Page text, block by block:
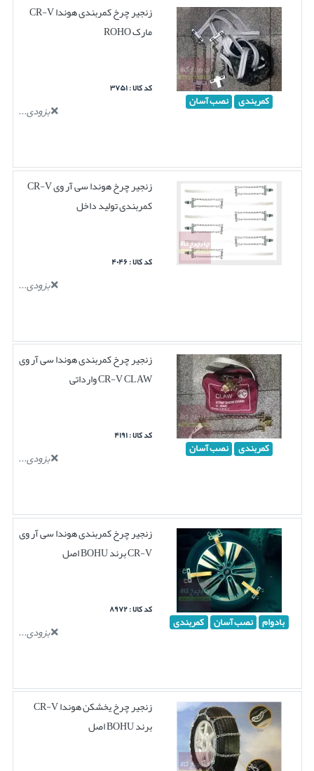
کمربندی نصب آسان
زنجیر چرخ کمربندی هوندا CR-V
مارک ROHO
کد کالا : ۳۷۵۱
بزودی...
زنجیر چرخ هوندا سی آر وی CR-V
کمربندی تولید داخل
کد کالا : ۴۰۴۶
بزودی...
کمربندی نصب آسان
زنجیر چرخ کمربندی هوندا سی آر وی
CR-V CLAW وارداتی
کد کالا : ۴۱۹۱
بزودی...
بادوام نصب آسان کمربندی
زنجیر چرخ کمربندی هوندا سی آر وی
CR-V برند BOHU اصل
کد کالا : ۸۹۷۲
بزودی...
زنجیر چرخ یخشکن هوندا CR-V
برند BOHU اصل